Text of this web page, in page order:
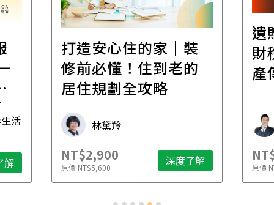
活
解
打造安心住的家｜裝
修前必懂！住到老的
居住規劃全攻略
林黛羚
NT$2,900
原價NT$5,600 深度了解
遺
財
產
原價